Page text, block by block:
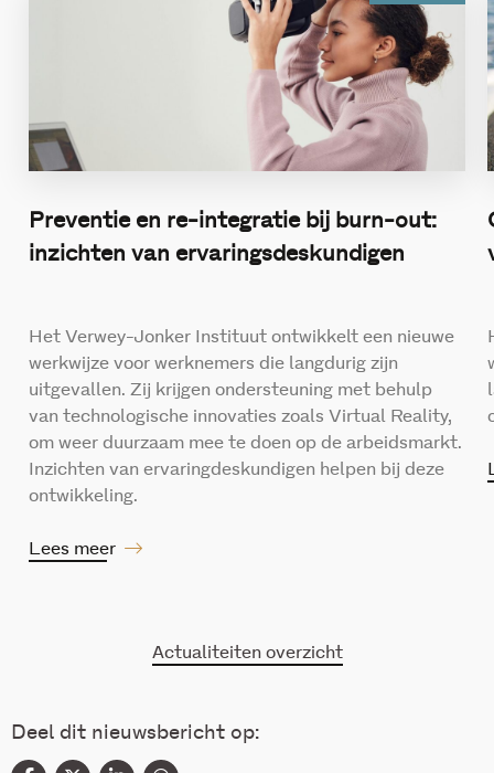
Preventie en re-integratie bij burn-out:
inzichten van ervaringsdeskundigen
Het Verwey-Jonker Instituut ontwikkelt een nieuwe
werkwijze voor werknemers die langdurig zijn
uitgevallen. Zij krijgen ondersteuning met behulp
van technologische innovaties zoals Virtual Reality,
om weer duurzaam mee te doen op de arbeidsmarkt.
Inzichten van ervaringdeskundigen helpen bij deze
ontwikkeling.
Lees meer
Actualiteiten overzicht
Deel dit nieuwsbericht op: